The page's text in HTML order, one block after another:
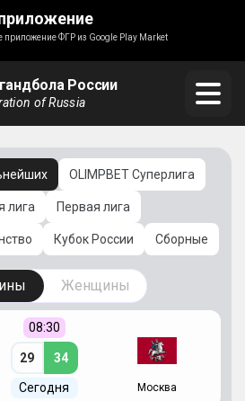
приложение ФГР из Google Play Market
России
of Russia
OLIMPBET Суперлига
лига Первая лига
Кубок России Сборные
Женщины
08:30
29 34
Сегодня Москва